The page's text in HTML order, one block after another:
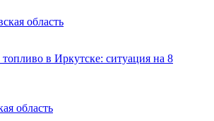
область
в Иркутске: ситуация на 8
область